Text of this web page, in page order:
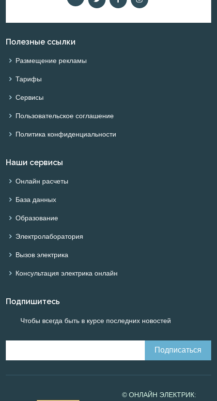
Полезные ссылки
Размещение рекламы
Тарифы
Сервисы
Пользовательское соглашение
Политика конфиденциальности
Наши сервисы
Онлайн расчеты
База данных
Образование
Электролаборатория
Вызов электрика
Консультация электрика онлайн
Подпишитесь
Чтобы всегда быть в курсе последних новостей
© ОНЛАЙН ЭЛЕКТРИК: